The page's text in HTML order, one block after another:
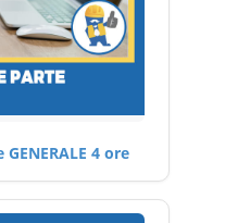
4 ore